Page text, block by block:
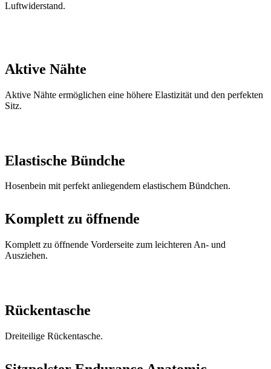
Luftwiderstand.
Aktive Nähte
Aktive Nähte ermöglichen eine höhere Elastizität und den perfekten
Sitz.
Elastische Bündche
Hosenbein mit perfekt anliegendem elastischem Bündchen.
Komplett zu öffnende
Komplett zu öffnende Vorderseite zum leichteren An- und
Ausziehen.
Rückentasche
Dreiteilige Rückentasche.